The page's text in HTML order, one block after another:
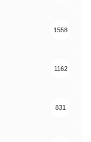
1558
1162
831